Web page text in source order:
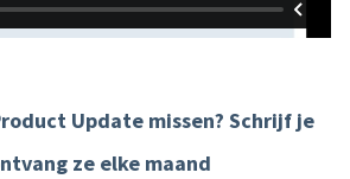
Update missen? Schrijf je
ze elke maand